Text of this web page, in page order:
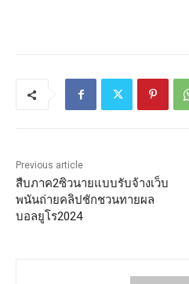
Previous article
สืบภาค2ซิวนายแบบรับจ้างเว็บ
พนันถ่ายคลิปชักชวนทายผล
บอลยูโร2024